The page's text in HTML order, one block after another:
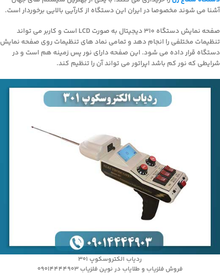
آشنا می شوند مخصوصا در ایران این دستگاه از کارآیی بالایی برخوردار است.
صفحه نمایش دستگاه 310 دیجیتال به صورت LCD است و کاربر می تواند
تنظیمات مختلفی را انجام دهد و تمامی نماد های تنظیمات روی صفحه نمایش
دستگاه قرار داده می شود. این صفحه دارای نور پس زمینه هم است و در
شرایطی که نور کم باشد اپراتور می تواند آن را تنظیم کند.
ردیاب الکتروسکوپ 301
فروش فلزیاب و طلایاب در نوین فلزیاب 09014444903